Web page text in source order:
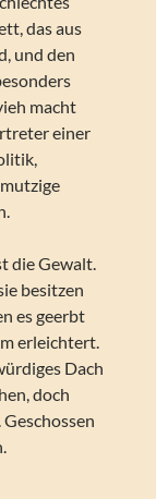
das aus
und den
macht
einer
die Gewalt.
besitzen
es geerbt
erleichtert.
Dach
doch